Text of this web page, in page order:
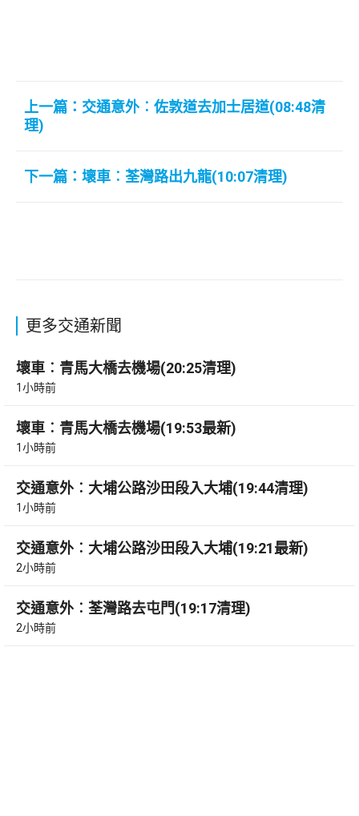
上一篇：交通意外︰佐敦道去加士居道(08:48清
理)
下一篇：壞車︰荃灣路出九龍(10:07清理)
更多交通新聞
壞車︰青馬大橋去機場(20:25清理)
1小時前
壞車︰青馬大橋去機場(19:53最新)
1小時前
交通意外︰大埔公路沙田段入大埔(19:44清理)
1小時前
交通意外︰大埔公路沙田段入大埔(19:21最新)
2小時前
交通意外︰荃灣路去屯門(19:17清理)
2小時前